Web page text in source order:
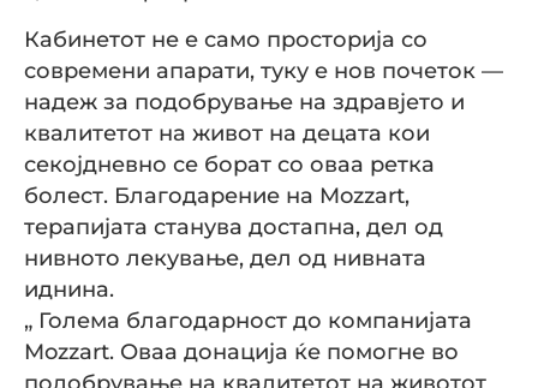
Кабинетот не е само просторија со
современи апарати, туку е нов почеток —
надеж за подобрување на здравјето и
квалитетот на живот на децата кои
секојдневно се борат со оваа ретка
болест. Благодарение на Mozzart,
терапијата станува достапна, дел од
нивното лекување, дел од нивната
иднина.
„ Голема благодарност до компанијата
Mozzart. Оваа донација ќе помогне во
подобрување на квалитетот на животот